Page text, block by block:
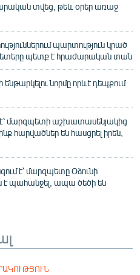
տվեց, թեև օրեր առաջ
պարտություն կրած
պետք է հրաժարական տան
նորմը որևէ դեպքում
մարզպետի աշխատասենյակից
հարվածներ են հասցրել իրեն,
է՝ մարզպետը Օձունի
պահանջել, ապա ծեծի են